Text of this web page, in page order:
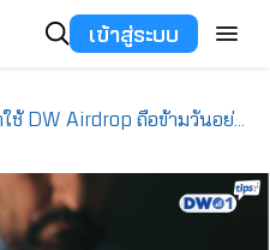
เข้าสู่ระบบ
เทคนิคใช้ DW Airdrop ถือข้ามวันอย่างไรให้ได้ประโยชน์